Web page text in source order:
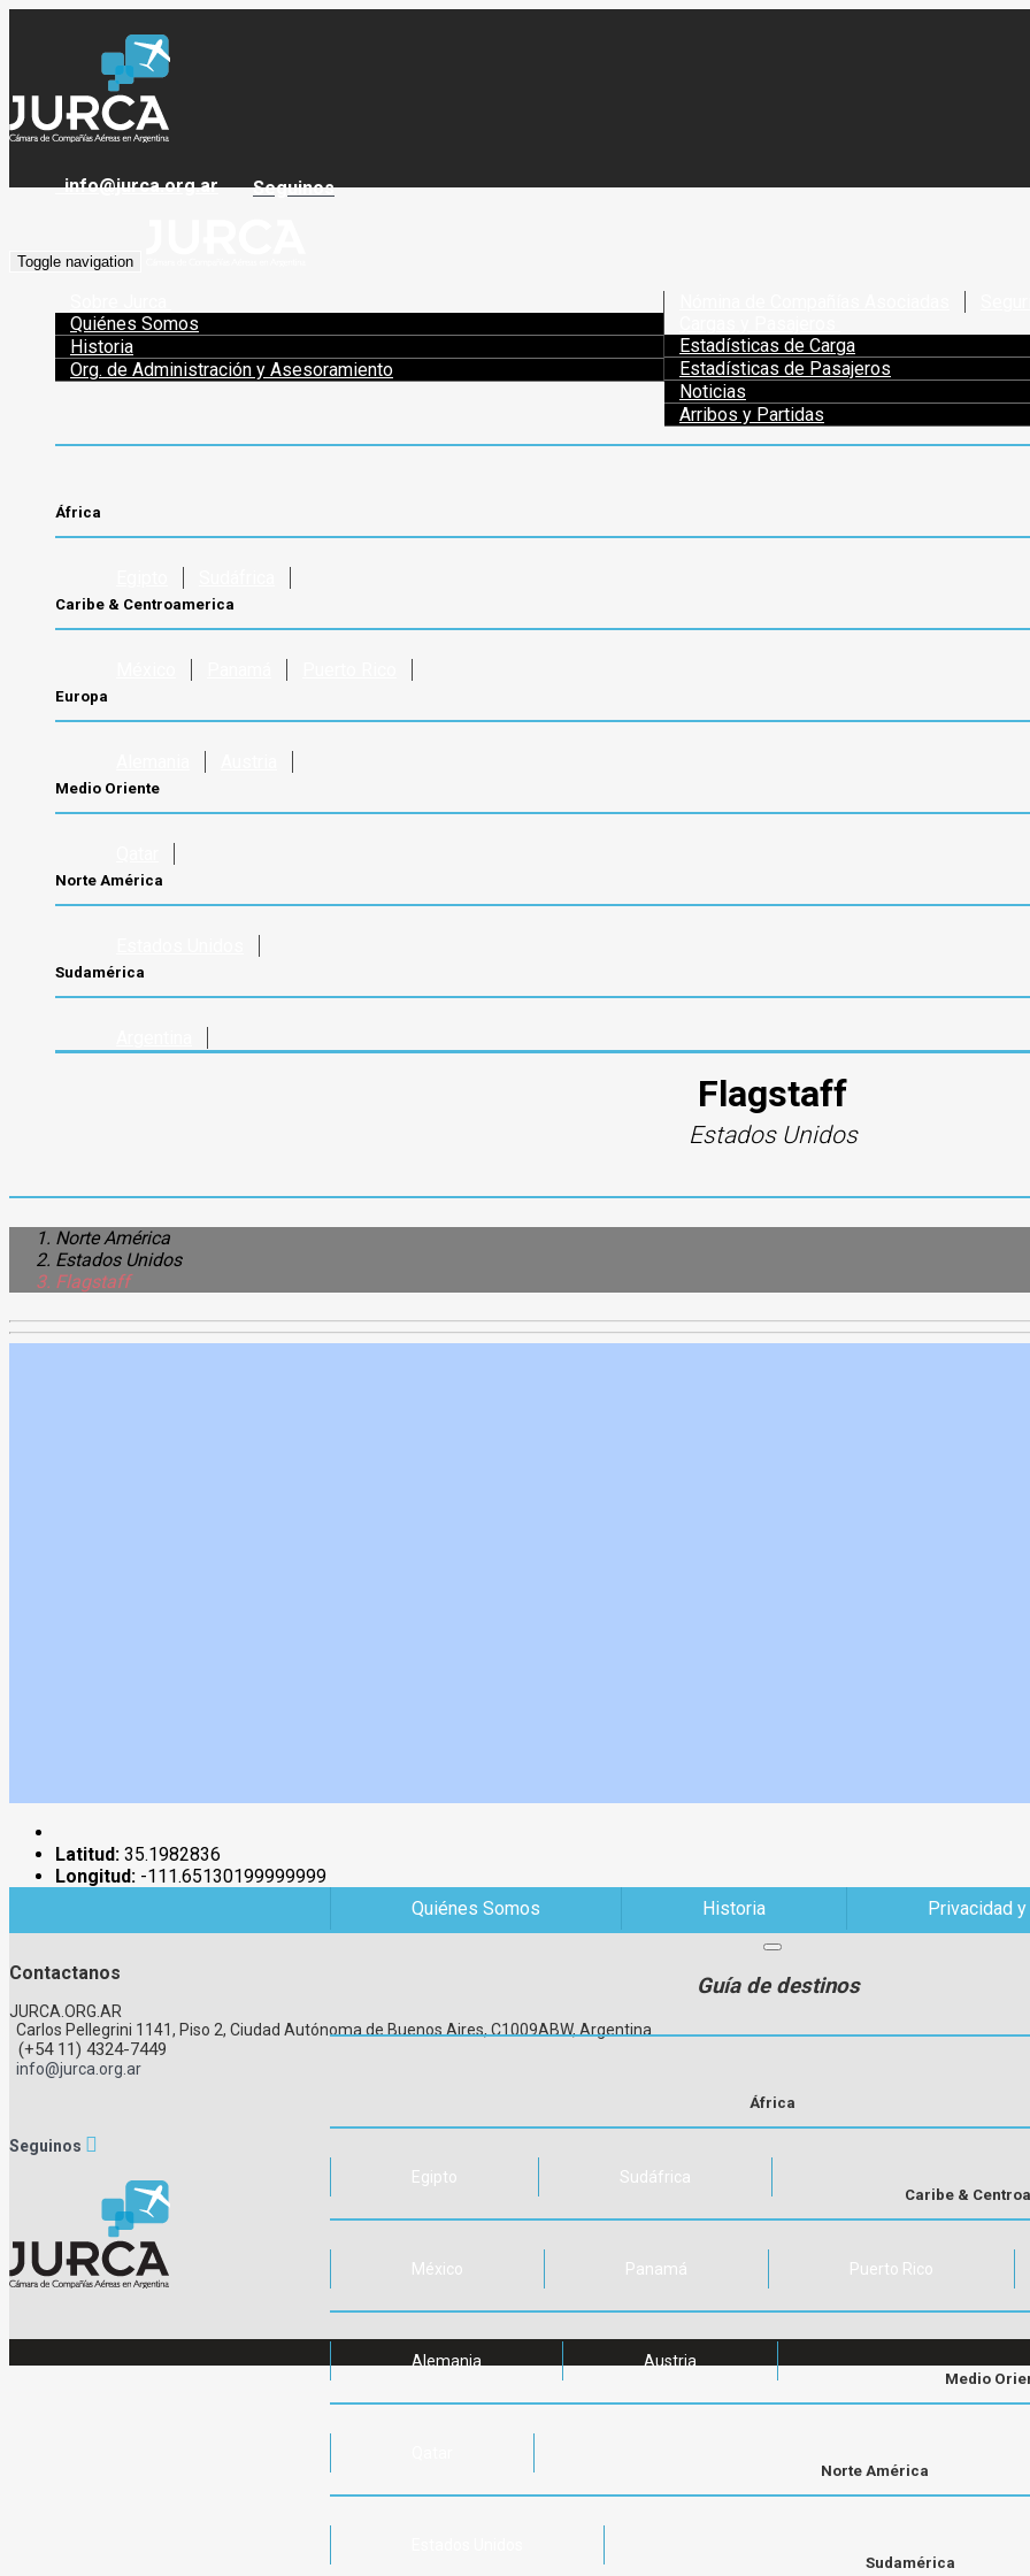
info@jurca.org.ar Seguinos
Toggle navigation
Quiénes Somos
Historia
Org. de Administración y Asesoramiento
Estadísticas de Carga
Estadísticas de Pasajeros
Noticias
Arribos y Partidas
África
Caribe & Centroamerica
Europa
Medio Oriente
Norte América
Sudamérica
Flagstaff
Estados Unidos
Norte América
Estados Unidos
Flagstaff
Latitud: 35.1982836
Longitud: -111.65130199999999
Quiénes Somos
Historia Privacidad
Guía de destinos
África
Egipto Sudáfrica
Caribe &
México Panamá Puerto Rico
Alemania Austria
Medio
Norte América
Sudamérica
Contactanos
JURCA.ORG.AR
Carlos Pellegrini 1141, Piso 2, Ciudad Autónoma de Buenos Aires, C1009ABW, Argentina
(+54 11) 4324-7449
info@jurca.org.ar
Seguinos